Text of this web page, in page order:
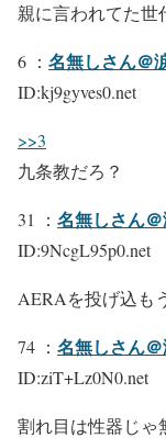
親に言われてた
6 ： 名無しさん＠
ID:kj9gyves0.net
>>3
九条教だろ？
31 ： 名無しさん＠
ID:9NcgL95p0.net
AERAを投げ込も
74 ： 名無しさん＠
ID:ziT+Lz0N0.net
割れ目は性器じゃ